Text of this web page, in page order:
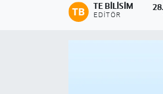
TE BILISIM
EDITÖR